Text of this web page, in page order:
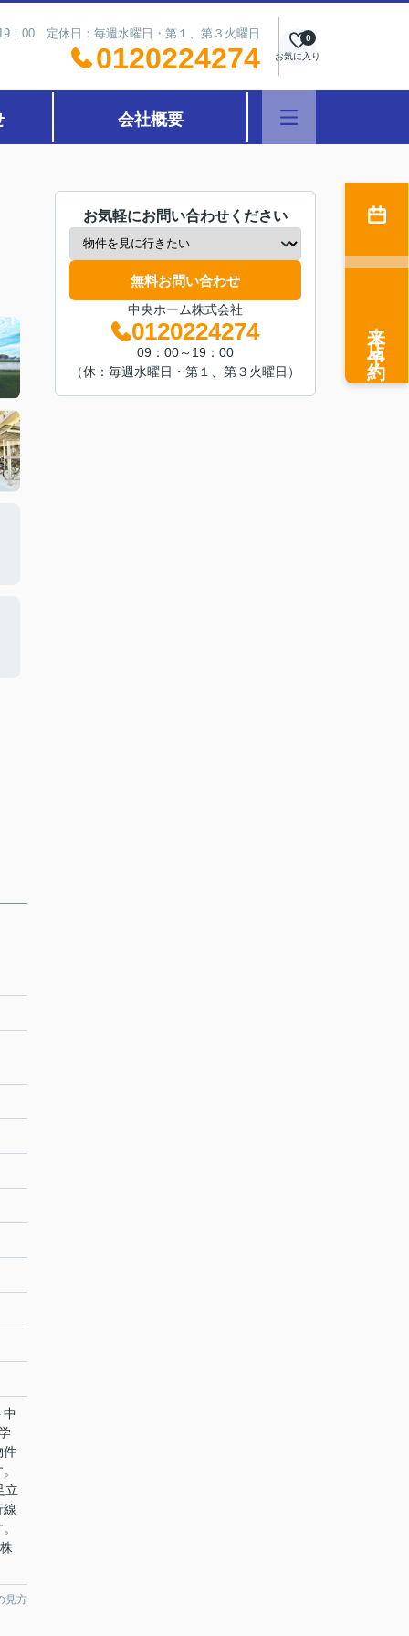
：00 定休日：毎週水曜日・第１、第３火曜日
0120224274 お気に入り
0
会社概要
中
件
立
線
見方
お気軽にお問い合わせください
無料お問い合わせ
中央ホーム株式会社
0120224274
09：00～19：00
（休：毎週水曜日・第１、第３火曜日）
来店予約